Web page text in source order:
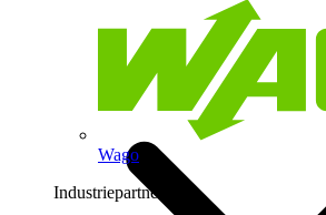
Wago
Industriepartner